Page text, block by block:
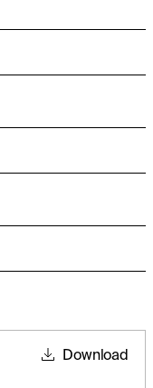
Download